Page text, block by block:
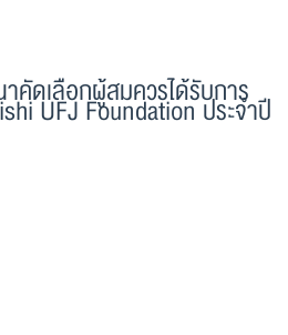
คัดเลือกผู้สมควรได้รับการ
UFJ Foundation ประจำปี